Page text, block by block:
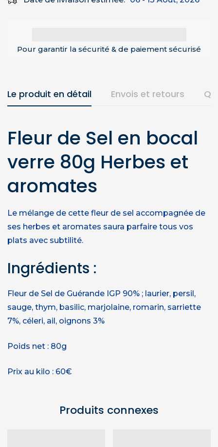
Pour garantir la sécurité & de paiement sécurisé
Le produit en détail Envois et retours
Fleur de Sel en bocal
verre 80g Herbes et
aromates
Le mélange de cette fleur de sel accompagnée de
ses herbes et aromates saura parfaire tous vos
plats avec subtilité.
Ingrédients :
Fleur de Sel de Guérande IGP 90% ; laurier, persil,
sauge, thym, basilic, marjolaine, romarin, sarriette
7%, céleri, ail, oignons 3%
Poids net : 80g
Prix au kilo : 60€
Produits connexes